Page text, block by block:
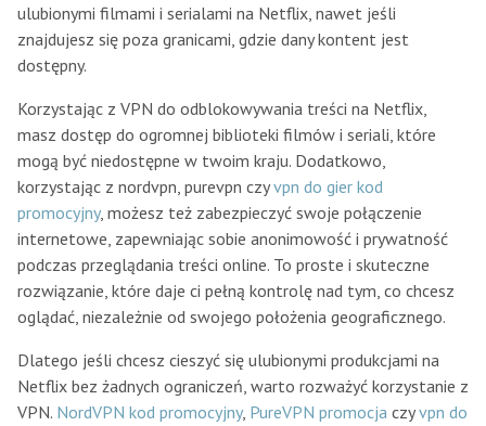
ulubionymi filmami i serialami na Netflix, nawet jeśli
znajdujesz się poza granicami, gdzie dany kontent jest
dostępny.
Korzystając z VPN do odblokowywania treści na Netflix,
masz dostęp do ogromnej biblioteki filmów i seriali, które
mogą być niedostępne w twoim kraju. Dodatkowo,
korzystając z nordvpn, purevpn czyvpn do gier kod
promocyjny, możesz też zabezpieczyć swoje połączenie
internetowe, zapewniając sobie anonimowość i prywatność
podczas przeglądania treści online. To proste i skuteczne
rozwiązanie, które daje ci pełną kontrolę nad tym, co chcesz
oglądać, niezależnie od swojego położenia geograficznego.
Dlatego jeśli chcesz cieszyć się ulubionymi produkcjami na
Netflix bez żadnych ograniczeń, warto rozważyć korzystanie z
VPN. NordVPN kod promocyjny, PureVPN promocja czyvpn do